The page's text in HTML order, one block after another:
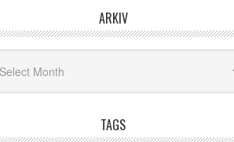
ARKIV
TAGS